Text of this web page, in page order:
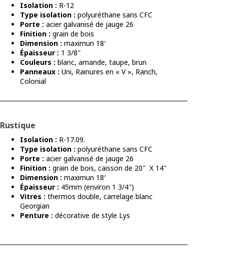
Isolation : R-12
Type isolation : polyuréthane sans CFC
Porte : acier galvanisé de jauge 26
Finition : grain de bois
Dimension : maximun 18′
Épaisseur : 1 3/8″
Couleurs : blanc, amande, taupe, brun
Panneaux : Uni, Rainures en « V », Ranch,
Colonial
Rustique
Isolation : R-17.09.
Type isolation : polyuréthane sans CFC
Porte : acier galvanisé de jauge 26
Finition : grain de bois, caisson de 20″ X 14″
Dimension : maximun 18′
Épaisseur : 45mm (environ 1 3/4″)
Vitres : thermos double, carrelage blanc
Georgian
Penture : décorative de style Lys